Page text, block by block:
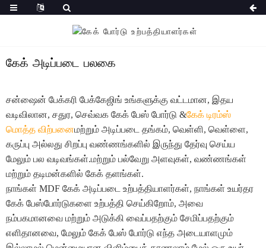
கேக் அடிப்படை பலகை
சன்ஷைன் பேக்கரி பேக்கேஜிங் உங்களுக்கு வட்டமான, இதய
வடிவிலான, சதுர, செவ்வக கேக் பேஸ் போர்டு &கேக் டிரம்ஸ்
மொத்த விற்பனைமற்றும் அடிப்படை தங்கம், வெள்ளி, வெள்ளை,
கருப்பு அல்லது சிறப்பு வண்ணங்களில் இருந்து தேர்வு செய்ய
மேலும் பல வடிவங்கள்.மற்றும் பல்வேறு அளவுகள், வண்ணங்கள்
மற்றும் தடிமன்களில் கேக் தளங்கள்.
நாங்கள் MDF கேக் அடிப்படை உற்பத்தியாளர்கள், நாங்கள் உயர்தர
கேக் பேஸ்போர்டுகளை உற்பத்தி செய்கிறோம், அவை
நம்பகமானவை மற்றும் அடுக்கி வைப்பதற்கும் சேமிப்பதற்கும்
எளிதானவை, மேலும் கேக் பேஸ் போர்டு எந்த அடையாளமும்